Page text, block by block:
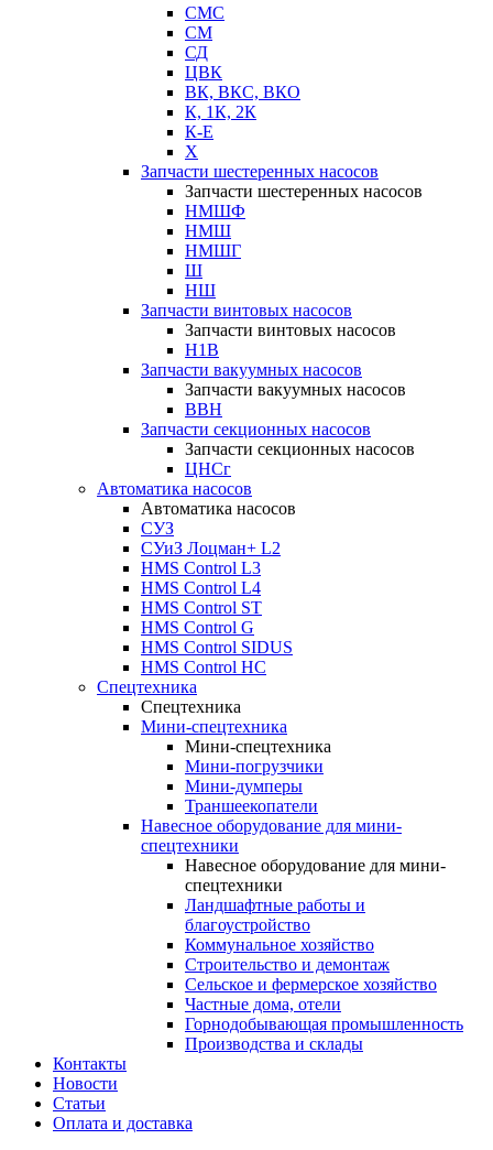
СМС
СМ
СД
ЦВК
ВК, ВКС, ВКО
К, 1К, 2К
К-Е
Х
Запчасти шестеренных насосов
Запчасти шестеренных насосов
НМШФ
НМШ
НМШГ
Ш
НШ
Запчасти винтовых насосов
Запчасти винтовых насосов
Н1В
Запчасти вакуумных насосов
Запчасти вакуумных насосов
ВВН
Запчасти секционных насосов
Запчасти секционных насосов
ЦНСг
Автоматика насосов
Автоматика насосов
СУЗ
СУиЗ Лоцман+ L2
HMS Control L3
HMS Control L4
HMS Control ST
HMS Control G
HMS Control SIDUS
HMS Control HC
Спецтехника
Спецтехника
Мини-спецтехника
Мини-спецтехника
Мини-погрузчики
Мини-думперы
Траншеекопатели
Навесное оборудование для мини-
спецтехники
Навесное оборудование для мини-
спецтехники
Ландшафтные работы и
благоустройство
Коммунальное хозяйство
Строительство и демонтаж
Сельское и фермерское хозяйство
Частные дома, отели
Горнодобывающая промышленность
Производства и склады
Контакты
Новости
Статьи
Оплата и доставка